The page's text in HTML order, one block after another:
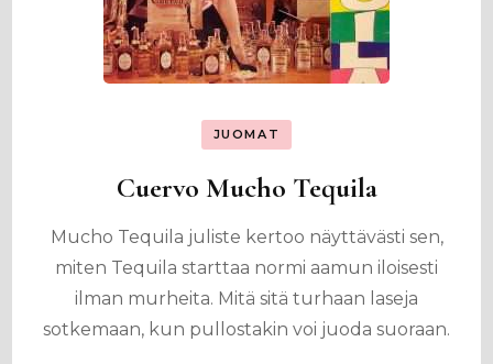
JUOMAT
Cuervo Mucho Tequila
Mucho Tequila juliste kertoo näyttävästi sen,
miten Tequila starttaa normi aamun iloisesti
ilman murheita. Mitä sitä turhaan laseja
sotkemaan, kun pullostakin voi juoda suoraan.